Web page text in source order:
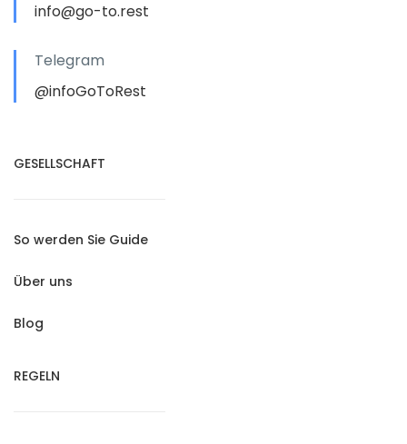
info@go-to.rest
Telegram
@infoGoToRest
GESELLSCHAFT
So werden Sie Guide
Über uns
Blog
REGELN